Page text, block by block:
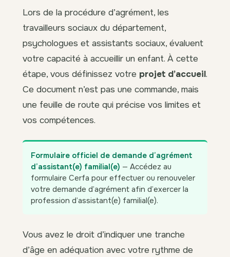
Lors de la procédure d’agrément, les
travailleurs sociaux du département,
psychologues et assistants sociaux, évaluent
votre capacité à accueillir un enfant. À cette
étape, vous définissez votre projet d’accueil.
Ce document n’est pas une commande, mais
une feuille de route qui précise vos limites et
vos compétences.
Formulaire officiel de demande d’agrément
d’assistant(e) familial(e) — Accédez au
formulaire Cerfa pour effectuer ou renouveler
votre demande d’agrément afin d’exercer la
profession d’assistant(e) familial(e).
Vous avez le droit d’indiquer une tranche
d’âge en adéquation avec votre rythme de